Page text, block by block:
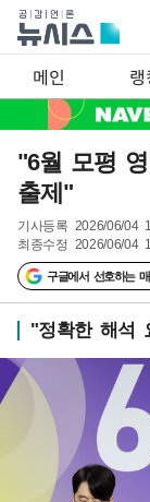
메인 랭
"6월 모평
출제"
기사등록 2026/06/04
최종수정 2026/06/04
구글에서 선호하는
"정확한 해석